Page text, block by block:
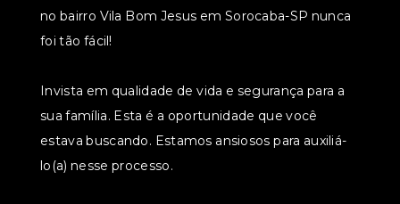
no bairro Vila Bom Jesus em Sorocaba-SP nunca
foi tão fácil!
Invista em qualidade de vida e segurança para a
sua família. Esta é a oportunidade que você
estava buscando. Estamos ansiosos para auxiliá-
lo(a) nesse processo.